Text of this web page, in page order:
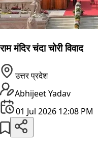
राम मंदिर चंदा चोरी विवाद
उत्तर प्रदेश
Abhijeet Yadav
01 Jul 2026 12:08 PM